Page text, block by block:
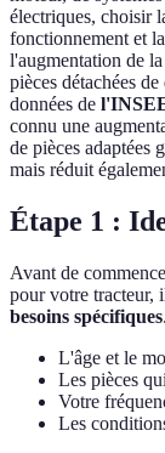
électriques, choisir
fonctionnement et
l'augmentation de
pièces détachées
données de
connu une
de pièces adaptées
mais réduit
Étape 1 :
Avant de
pour votre tracteur,
besoins spécifiques
L'âge et le
Les pièces
Votre
Les